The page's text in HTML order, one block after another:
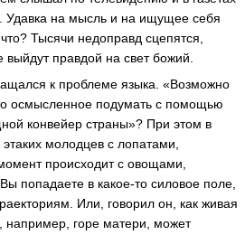
Удавка на мысль и на ищущее себя
Тысячи недоправд сцепятся,
выйдут правдой на свет божий.
к проблеме языка. «Возможно
осмысленное подумать с помощью
конвейер страны»? При этом в
этаких молодцев с лопатами,
происходит с овощами,
попадаете в какое-то силовое поле,
Или, говорил он, как живая
например, горе матери, может